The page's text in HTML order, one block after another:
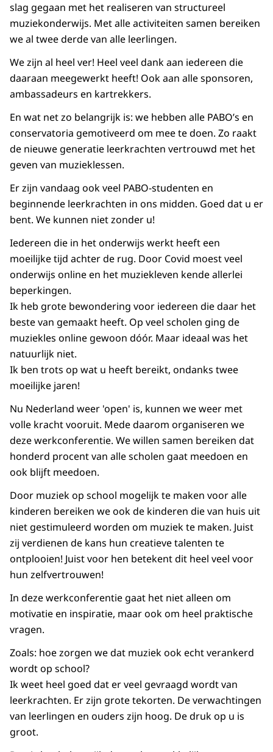
slag gegaan met het realiseren van structureel
muziekonderwijs. Met alle activiteiten samen bereiken
we al twee derde van alle leerlingen.
We zijn al heel ver! Heel veel dank aan iedereen die
daaraan meegewerkt heeft! Ook aan alle sponsoren,
ambassadeurs en kartrekkers.
En wat net zo belangrijk is: we hebben alle PABO’s en
conservatoria gemotiveerd om mee te doen. Zo raakt
de nieuwe generatie leerkrachten vertrouwd met het
geven van muzieklessen.
Er zijn vandaag ook veel PABO-studenten en
beginnende leerkrachten in ons midden. Goed dat u er
bent. We kunnen niet zonder u!
Iedereen die in het onderwijs werkt heeft een
moeilijke tijd achter de rug. Door Covid moest veel
onderwijs online en het muziekleven kende allerlei
beperkingen.
Ik heb grote bewondering voor iedereen die daar het
beste van gemaakt heeft. Op veel scholen ging de
muziekles online gewoon dóór. Maar ideaal was het
natuurlijk niet.
Ik ben trots op wat u heeft bereikt, ondanks twee
moeilijke jaren!
Nu Nederland weer 'open' is, kunnen we weer met
volle kracht vooruit. Mede daarom organiseren we
deze werkconferentie. We willen samen bereiken dat
honderd procent van alle scholen gaat meedoen en
ook blijft meedoen.
Door muziek op school mogelijk te maken voor alle
kinderen bereiken we ook de kinderen die van huis uit
niet gestimuleerd worden om muziek te maken. Juist
zij verdienen de kans hun creatieve talenten te
ontplooien! Juist voor hen betekent dit heel veel voor
hun zelfvertrouwen!
In deze werkconferentie gaat het niet alleen om
motivatie en inspiratie, maar ook om heel praktische
vragen.
Zoals: hoe zorgen we dat muziek ook echt verankerd
wordt op school?
Ik weet heel goed dat er veel gevraagd wordt van
leerkrachten. Er zijn grote tekorten. De verwachtingen
van leerlingen en ouders zijn hoog. De druk op u is
groot.